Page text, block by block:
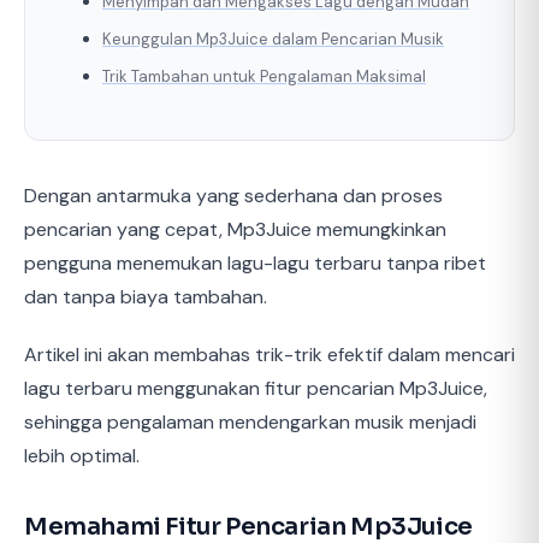
Keunggulan Mp3Juice dalam Pencarian Musik
Trik Tambahan untuk Pengalaman Maksimal
Dengan antarmuka yang sederhana dan proses
pencarian yang cepat, Mp3Juice memungkinkan
pengguna menemukan lagu-lagu terbaru tanpa ribet
dan tanpa biaya tambahan.
Artikel ini akan membahas trik-trik efektif dalam mencari
lagu terbaru menggunakan fitur pencarian Mp3Juice,
sehingga pengalaman mendengarkan musik menjadi
lebih optimal.
Memahami Fitur Pencarian Mp3Juice